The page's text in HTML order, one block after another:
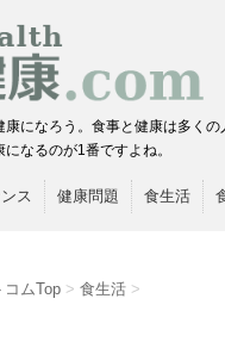
になろう。食事と健康は多く
なるのが1番ですよね。
ス 健康問題 食生活
ムTop > 食生活 >